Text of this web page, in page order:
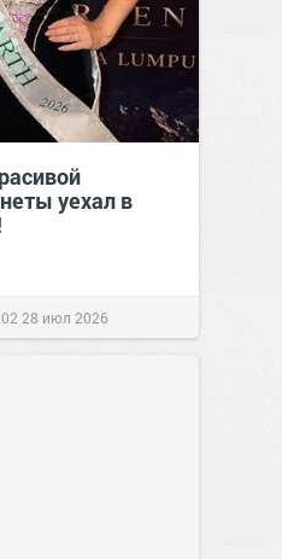
уехал в
28 июл 2026